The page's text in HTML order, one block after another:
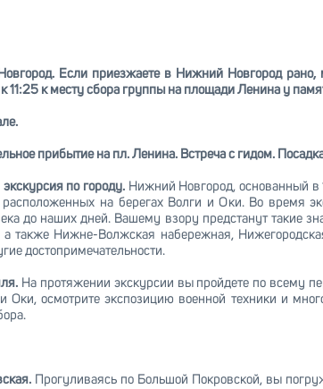
Если приезжаете в Нижний Новгород рано,
11:25 к месту сбора группы на площади Ленина у
прибытие на пл. Ленина. Встреча с гидом.
по городу. Нижний Новгород, основанный
на берегах Волги и Оки. Во время
до наших дней. Вашему взору предстанут такие
также Нижне-Волжская набережная,
достопримечательности.
На протяжении экскурсии вы пройдете по всему
Оки, осмотрите экспозицию военной техники и
Прогуливаясь по Большой Покровской, вы